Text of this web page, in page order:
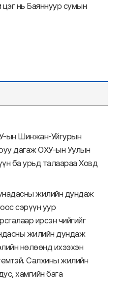
нь Баяннуур сумын
ын Шинжан-Уйгурын
дагаж ОХУ-ын Уулын
ба урьд талаараа Ховд
жилийн дундаж
сэрүүн уур
ирсэн чийгийг
жилийн дундаж
нөлөөнд ихээхэн
Салхины жилийн
хамгийн бага